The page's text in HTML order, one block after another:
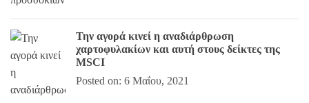
Την αγορά κινεί η αναδιάρθρωση
χαρτοφυλακίων και αυτή στους δείκτες της
MSCI
Posted on: 6 Μαΐου, 2021